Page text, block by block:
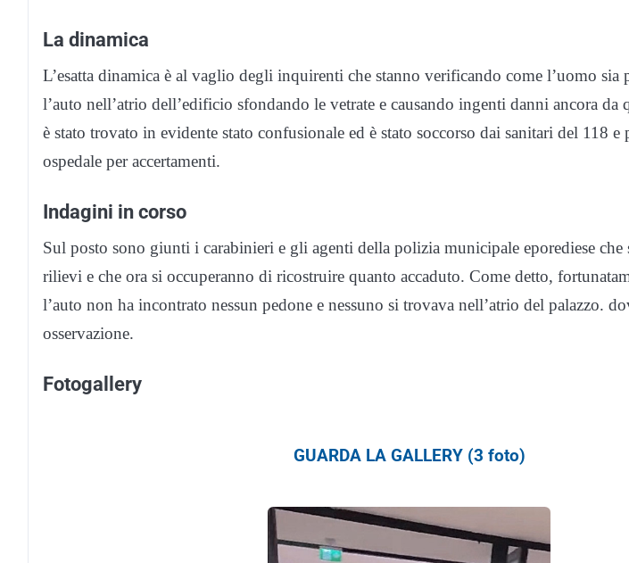
La dinamica
L’esatta dinamica è al vaglio degli inquirenti che stanno verificando come l’uomo sia
l’auto nell’atrio dell’edificio sfondando le vetrate e causando ingenti danni ancora da
è stato trovato in evidente stato confusionale ed è stato soccorso dai sanitari del 118
ospedale per accertamenti.
Indagini in corso
Sul posto sono giunti i carabinieri e gli agenti della polizia municipale eporediese che
rilievi e che ora si occuperanno di ricostruire quanto accaduto. Come detto,
l’auto non ha incontrato nessun pedone e nessuno si trovava nell’atrio del palazzo.
osservazione.
Fotogallery
GUARDA LA GALLERY (3 foto)